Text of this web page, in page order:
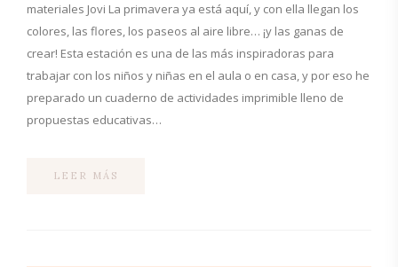
materiales Jovi La primavera ya está aquí, y con ella llegan los
colores, las flores, los paseos al aire libre… ¡y las ganas de
crear! Esta estación es una de las más inspiradoras para
trabajar con los niños y niñas en el aula o en casa, y por eso he
preparado un cuaderno de actividades imprimible lleno de
propuestas educativas…
LEER MÁS